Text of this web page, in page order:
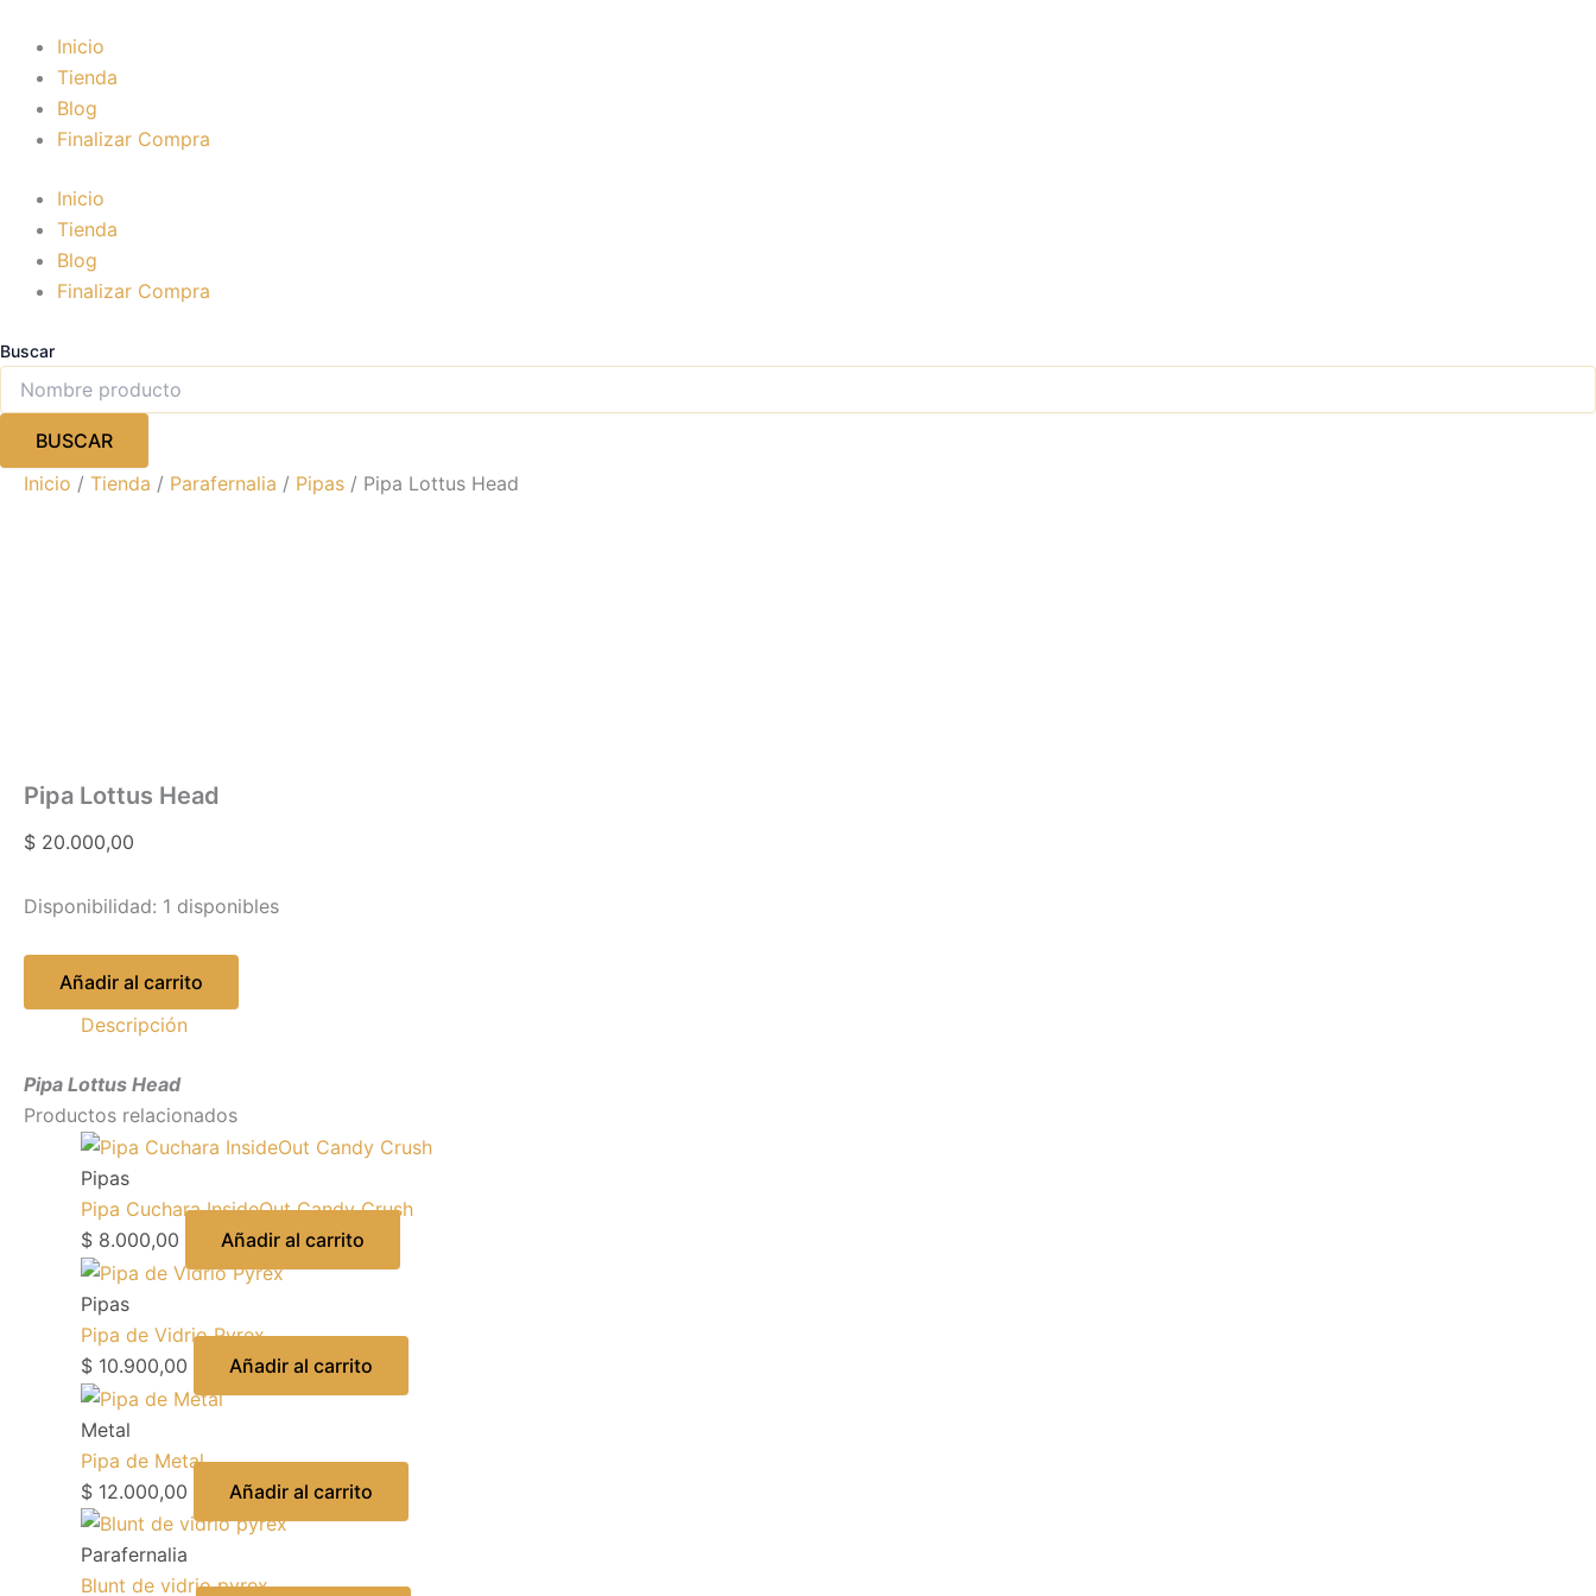
contenido
Inicio
Tienda
Blog
Finalizar Compra
Inicio
Tienda
Blog
Finalizar Compra
Buscar
BUSCAR
Inicio / Tienda / Parafernalia / Pipas / Pipa Lottus Head
Pipa Lottus Head
$ 20.000,00
Disponibilidad: 1 disponibles
Head
cantidad
Añadir al carrito
Descripción
Pipa Lottus Head
Productos relacionados
Pipas
Pipa Cuchara InsideOut Candy Crush
$ 8.000,00 Añadir al carrito
Pipas
Pipa de Vidrio Pyrex
$ 10.900,00 Añadir al carrito
Metal
Pipa de Metal
$ 12.000,00 Añadir al carrito
Parafernalia
Blunt de vidrio pyrex